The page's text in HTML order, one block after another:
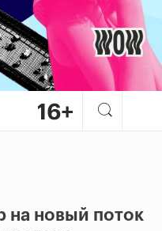
на новый поток